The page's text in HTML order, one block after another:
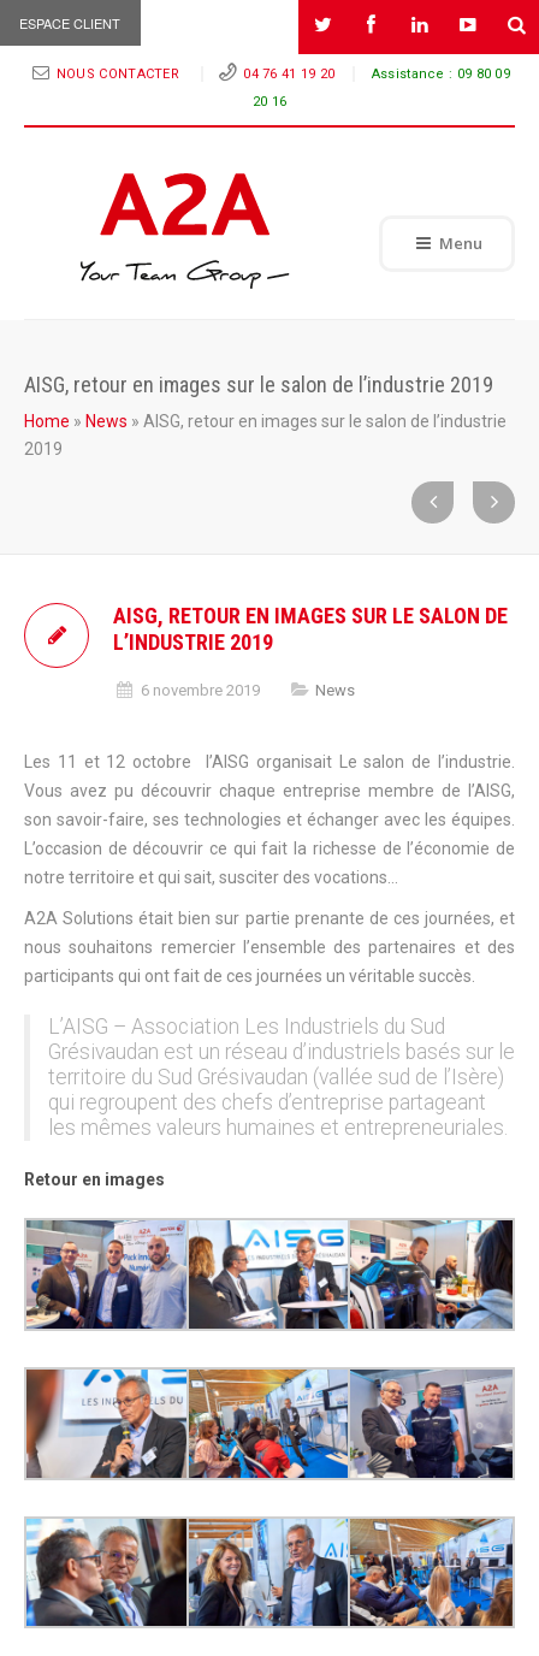
ESPACE CLIENT
NOUS CONTACTER 04 76 41 19 20 Assistance : 09 80 09
20 16
Menu
AISG, retour en images sur le salon de l’industrie 2019
Home » News » AISG, retour en images sur le salon de l’industrie
2019
AISG, RETOUR EN IMAGES SUR LE SALON DE
L’INDUSTRIE 2019
6 novembre 2019 News
Les 11 et 12 octobre l’AISG organisait Le salon de l’industrie.
Vous avez pu découvrir chaque entreprise membre de l’AISG,
son savoir-faire, ses technologies et échanger avec les équipes.
L’occasion de découvrir ce qui fait la richesse de l’économie de
notre territoire et qui sait, susciter des vocations…
A2A Solutions était bien sur partie prenante de ces journées, et
nous souhaitons remercier l’ensemble des partenaires et des
participants qui ont fait de ces journées un véritable succès.
L’AISG – Association Les Industriels du Sud
Grésivaudan est un réseau d’industriels basés sur le
territoire du Sud Grésivaudan (vallée sud de l’Isère)
qui regroupent des chefs d’entreprise partageant
les mêmes valeurs humaines et entrepreneuriales.
Retour en images